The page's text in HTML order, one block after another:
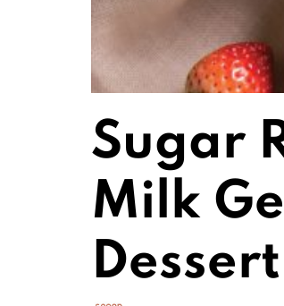
Sugar
Milk